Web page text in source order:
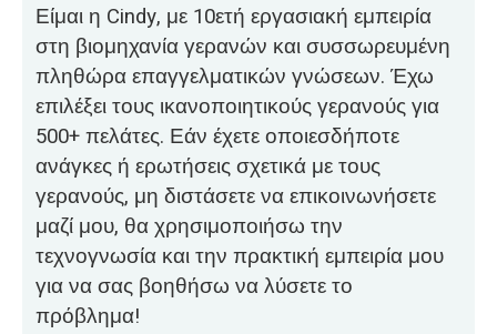
Είμαι η Cindy, με 10ετή εργασιακή εμπειρία
στη βιομηχανία γερανών και συσσωρευμένη
πληθώρα επαγγελματικών γνώσεων. Έχω
επιλέξει τους ικανοποιητικούς γερανούς για
500+ πελάτες. Εάν έχετε οποιεσδήποτε
ανάγκες ή ερωτήσεις σχετικά με τους
γερανούς, μη διστάσετε να επικοινωνήσετε
μαζί μου, θα χρησιμοποιήσω την
τεχνογνωσία και την πρακτική εμπειρία μου
για να σας βοηθήσω να λύσετε το
πρόβλημα!